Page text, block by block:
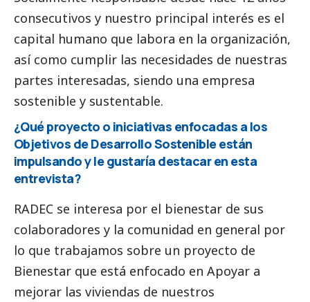
consecutivos y nuestro principal interés es el
capital humano que labora en la organización,
así como cumplir las necesidades de nuestras
partes interesadas, siendo una empresa
sostenible y sustentable.
¿Qué proyecto o iniciativas enfocadas a los
Objetivos de Desarrollo Sostenible están
impulsando y le gustaría destacar en esta
entrevista?
RADEC se interesa por el bienestar de sus
colaboradores y la comunidad en general por
lo que trabajamos sobre un proyecto de
Bienestar que está enfocado en Apoyar a
mejorar las viviendas de nuestros